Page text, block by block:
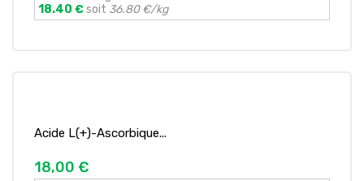
18.40 €soit 36.80 €/kg
Acide L(+)-Ascorbique...
18,00 €